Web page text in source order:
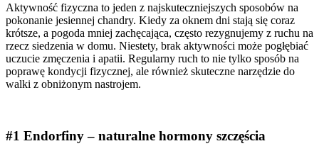
Aktywność fizyczna to jeden z najskuteczniejszych sposobów na
pokonanie jesiennej chandry. Kiedy za oknem dni stają się coraz
krótsze, a pogoda mniej zachęcająca, często rezygnujemy z ruchu na
rzecz siedzenia w domu. Niestety, brak aktywności może pogłębiać
uczucie zmęczenia i apatii. Regularny ruch to nie tylko sposób na
poprawę kondycji fizycznej, ale również skuteczne narzędzie do
walki z obniżonym nastrojem.
#1 Endorfiny – naturalne hormony szczęścia